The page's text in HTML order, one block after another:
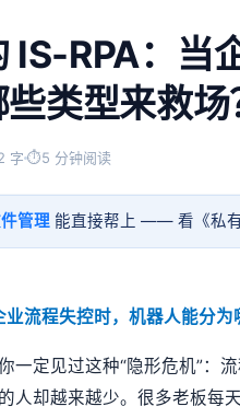
IS-RPA：当
类型来救场
字 ⏱5 分钟阅读
管理 能直接帮上 —— 看《私
流程失控时，机器人能分为
一定见过这种“隐形危机”：
人却越来越少。很多老板每